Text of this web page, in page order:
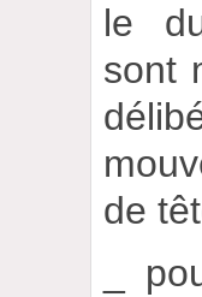
le
sont
de
_